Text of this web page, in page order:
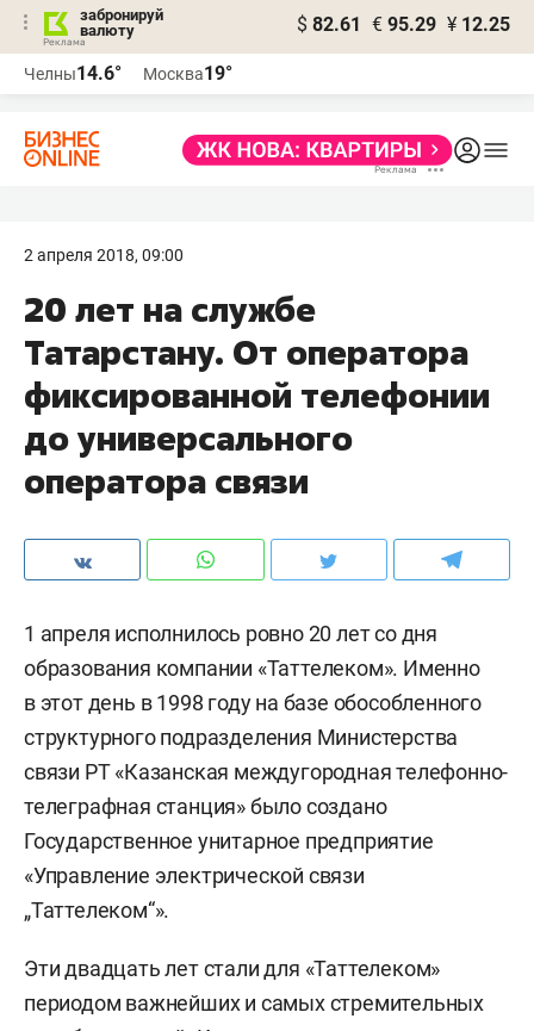
забронируй
валюту
$ 82.61 € 95.29 ¥ 12.25
Челны14.6° Москва19°
2 апреля 2018, 09:00
20 лет на службе
Татарстану. От оператора
фиксированной телефонии
до универсального
оператора связи
1 апреля исполнилось ровно 20 лет со дня
образования компании «Таттелеком». Именно
в этот день в 1998 году на базе обособленного
структурного подразделения Министерства
связи РТ «Казанская междугородная телефонно-
телеграфная станция» было создано
Государственное унитарное предприятие
«Управление электрической связи
„Таттелеком“».
Эти двадцать лет стали для «Таттелеком»
периодом важнейших и самых стремительных